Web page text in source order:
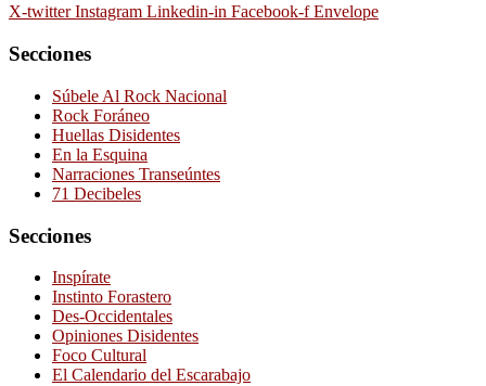
X-twitter Instagram Linkedin-in Facebook-f Envelope
Secciones
Súbele Al Rock Nacional
Rock Foráneo
Huellas Disidentes
En la Esquina
Narraciones Transeúntes
71 Decibeles
Secciones
Inspírate
Instinto Forastero
Des-Occidentales
Opiniones Disidentes
Foco Cultural
El Calendario del Escarabajo